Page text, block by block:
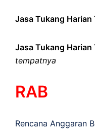
Jasa Tukang Harian
Jasa Tukang Harian
tempatnya
RAB
Rencana Anggaran